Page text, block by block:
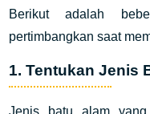
Berikut adalah
pertimbangkan saat
1. Tentukan Jenis
Jenis batu alam